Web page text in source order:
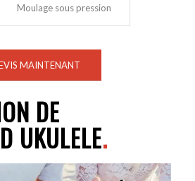
Moulage sous pression
MAINTENANT
DE
UKULELE.